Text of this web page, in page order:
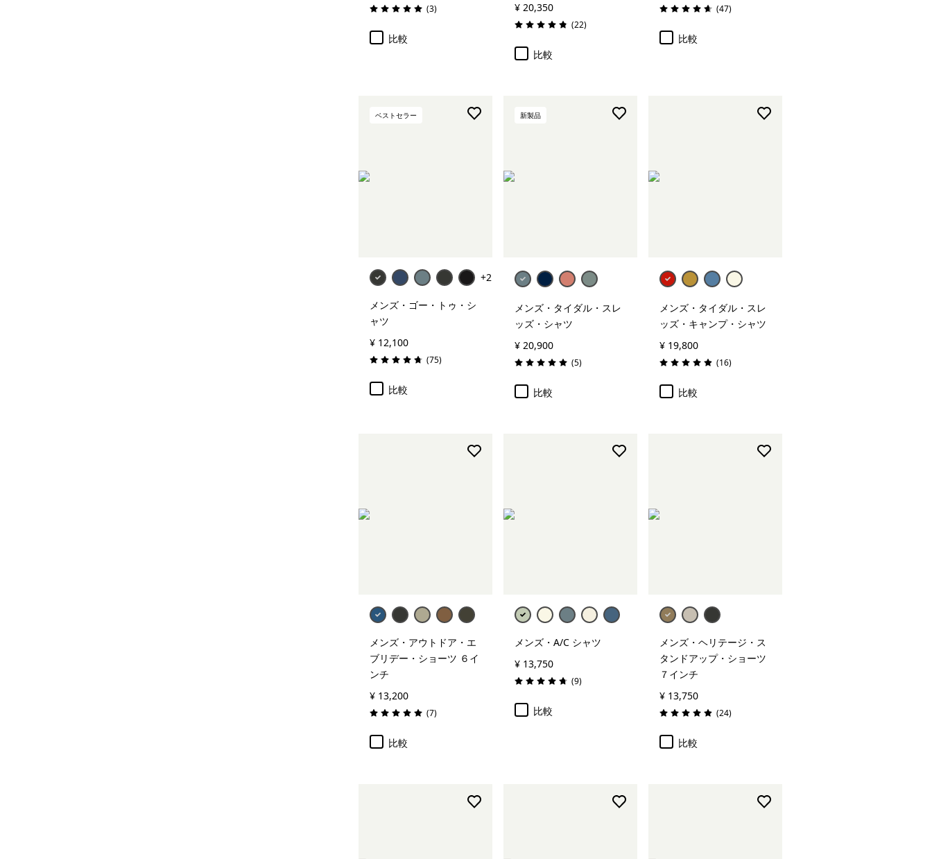
評価: 5.0 / 5 (3レビュー
)
比較
¥ 20,350
評価: 4.9 / 5 (22レビュー
)
比較
評価: 4.7 / 5 (47レビュー
)
比較
ベストセラー
+2
メンズ・ゴー・トゥ・シ
ャツ
¥ 12,100
評価: 4.8 / 5 (75レビュー
)
比較
新製品
メンズ・タイダル・スレ
ッズ・シャツ
¥ 20,900
評価: 5.0 / 5 (5レビュー
)
比較
メンズ・タイダル・スレ
ッズ・キャンプ・シャツ
¥ 19,800
評価: 4.9 / 5 (16レビュー
)
比較
メンズ・アウトドア・エ
ブリデー・ショーツ ６イ
ンチ
¥ 13,200
評価: 5.0 / 5 (7レビュー
)
比較
メンズ・A/C シャツ
¥ 13,750
評価: 4.8 / 5 (9レビュー
)
比較
メンズ・ヘリテージ・ス
タンドアップ・ショーツ
７インチ
¥ 13,750
評価: 4.9 / 5 (24レビュー
)
比較